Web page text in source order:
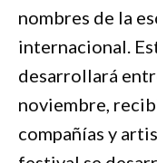
nombres de la
internacional.
desarrollará
noviembre,
compañías y